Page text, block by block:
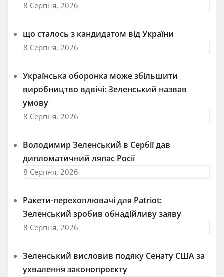
8 Серпня, 2026
що сталось з кандидатом від України
8 Серпня, 2026
Українська оборонка може збільшити
виробництво вдвічі: Зеленський назвав
умову
8 Серпня, 2026
Володимир Зеленський в Сербії дав
дипломатичний ляпас Росії
8 Серпня, 2026
Ракети-перехоплювачі для Patriot:
Зеленський зробив обнадійливу заяву
8 Серпня, 2026
Зеленський висловив подяку Сенату США за
ухвалення законопроєкту